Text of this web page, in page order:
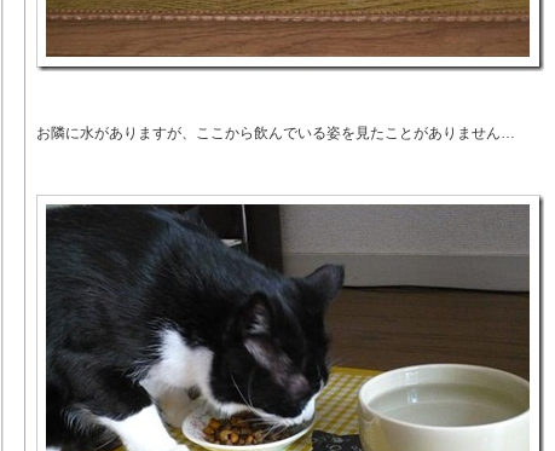
お隣に水がありますが、ここから飲んでいる姿を見たことがありません…